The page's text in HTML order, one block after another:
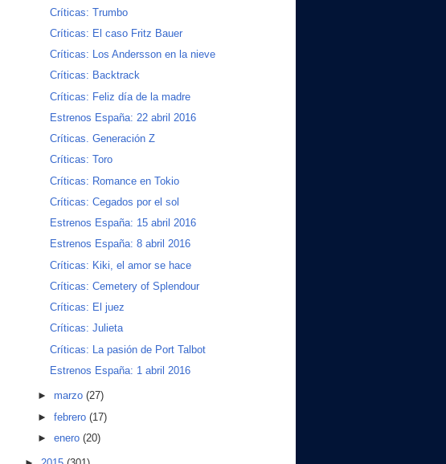
Críticas: Trumbo
Críticas: El caso Fritz Bauer
Críticas: Los Andersson en la nieve
Críticas: Backtrack
Críticas: Feliz día de la madre
Estrenos España: 22 abril 2016
Críticas. Generación Z
Críticas: Toro
Críticas: Romance en Tokio
Críticas: Cegados por el sol
Estrenos España: 15 abril 2016
Estrenos España: 8 abril 2016
Críticas: Kiki, el amor se hace
Críticas: Cemetery of Splendour
Críticas: El juez
Críticas: Julieta
Críticas: La pasión de Port Talbot
Estrenos España: 1 abril 2016
► marzo (27)
► febrero (17)
► enero (20)